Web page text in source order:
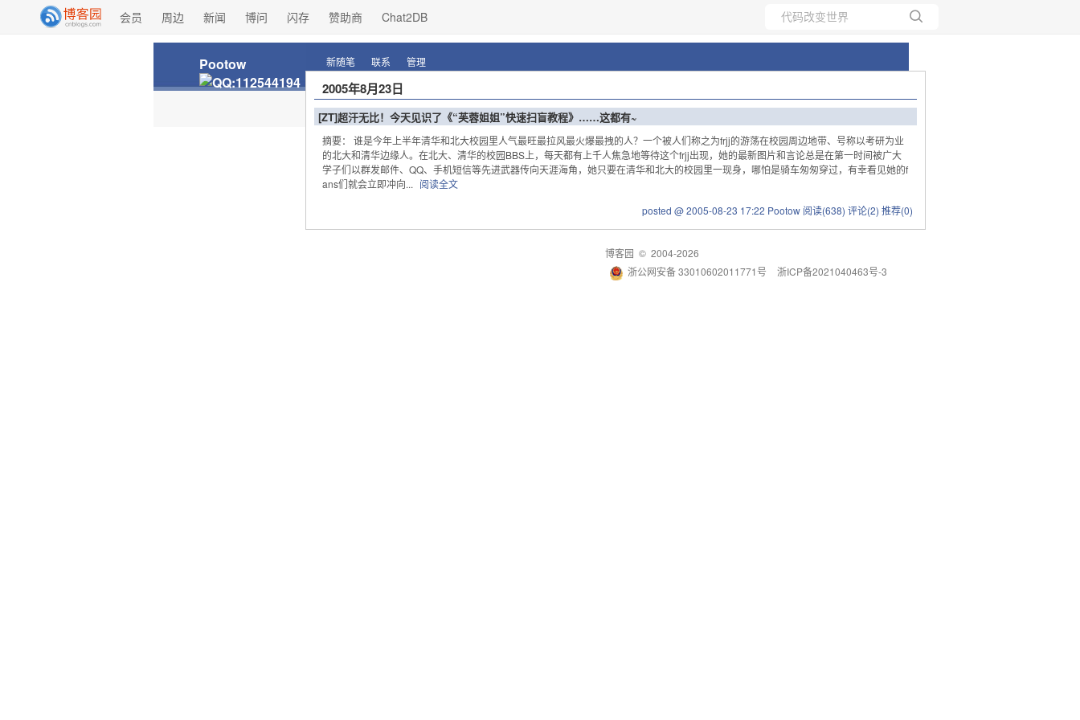
会员 周边 新闻 博问 闪存 赞助商 Chat2DB
所有博客
当前博客
Pootow 新随笔 联系 管理
2005年8月23日
[ZT]超汗无比！今天见识了《“芙蓉姐姐”快速扫盲教程》……这都有~
摘要： 谁是今年上半年清华和北大校园里人气最旺最拉风最火爆最拽的人？一个被人们称之为frjj的游荡在校园周边地带、号称以考研为业
的北大和清华边缘人。在北大、清华的校园BBS上，每天都有上千人焦急地等待这个frjj出现，她的最新图片和言论总是在第一时间被广大
学子们以群发邮件、QQ、手机短信等先进武器传向天涯海角，她只要在清华和北大的校园里一现身，哪怕是骑车匆匆穿过，有幸看见她的f
ans们就会立即冲向... 阅读全文
posted @ 2005-08-23 17:22 Pootow 阅读(638) 评论(2) 推荐(0)
博客园 © 2004-2026
浙公网安备 33010602011771号
浙ICP备2021040463号-3